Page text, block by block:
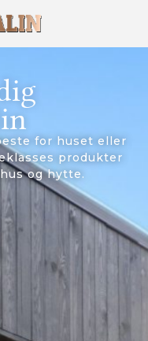
for huset eller
produkter
og hytte.